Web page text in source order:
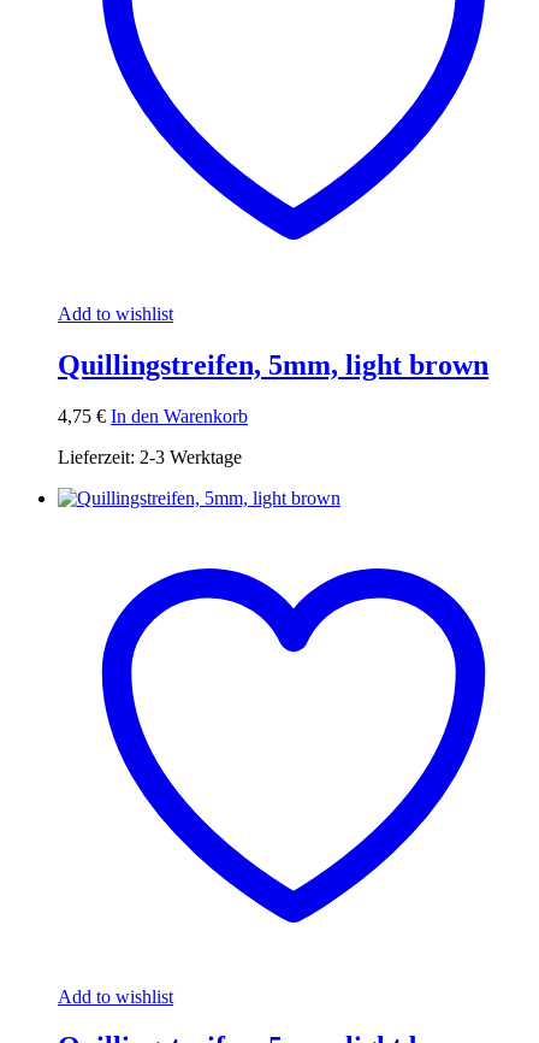
Add to wishlist
Quillingstreifen, 5mm, light brown
4,75 € In den Warenkorb
Lieferzeit: 2-3 Werktage
Add to wishlist